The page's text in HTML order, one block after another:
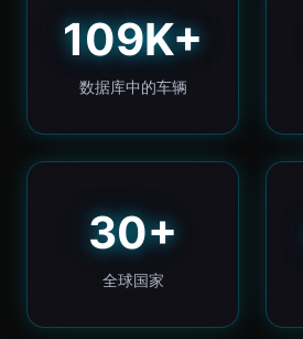
109K+
数据库中的车辆
30+
全球国家